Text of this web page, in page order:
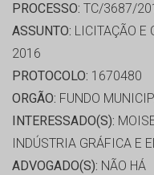
PROCESSO: TC/3687/
ASSUNTO: LICITAÇÃO E
2016
PROTOCOLO: 1670480
ORGÃO: FUNDO
INTERESSADO(S):
INDÚSTRIA GRÁFICA E
ADVOGADO(S): NÃO HÁ